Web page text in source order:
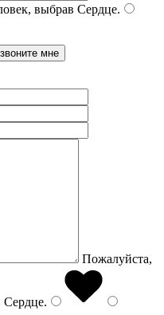
выбрав Сердце.
Пожалуйста,
Сердце.